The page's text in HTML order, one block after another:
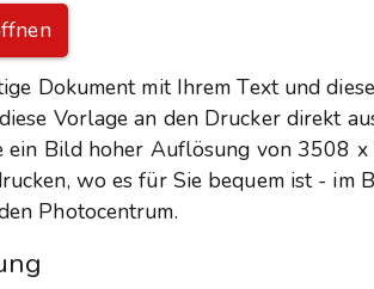
Dokument mit Ihrem Text und
Vorlage an den Drucker direkt
ein Bild hoher Auflösung von 3508
wo es für Sie bequem ist - im
Photocentrum.